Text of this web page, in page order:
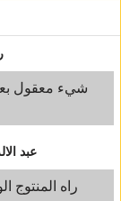
شيء معقول
عبد
راه المنتوج